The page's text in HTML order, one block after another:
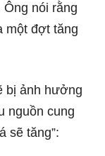
nói rằng
một đợt tăng
bị ảnh hưởng
nguồn cung
sẽ tăng”: